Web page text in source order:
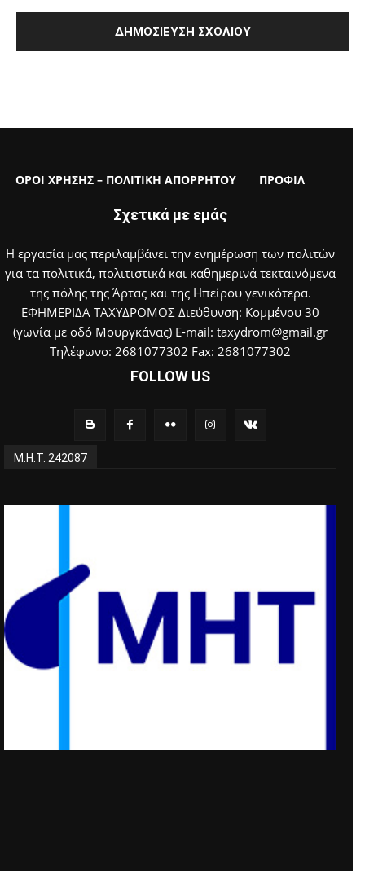
ΟΡΟΙ ΧΡΗΣΗΣ – ΠΟΛΙΤΙΚΗ ΑΠΟΡΡΗΤΟΥ ΠΡΟΦΙΛ
Σχετικά με εμάς
Η εργασία μας περιλαμβάνει την ενημέρωση των πολιτών
για τα πολιτικά, πολιτιστικά και καθημερινά τεκταινόμενα
της πόλης της Άρτας και της Ηπείρου γενικότερα.
ΕΦΗΜΕΡΙΔΑ ΤΑΧΥΔΡΟΜΟΣ Διεύθυνση: Κομμένου 30
(γωνία με οδό Μουργκάνας) E-mail: taxydrom@gmail.gr
Τηλέφωνο: 2681077302 Fax: 2681077302
FOLLOW US
Μ.Η.Τ. 242087